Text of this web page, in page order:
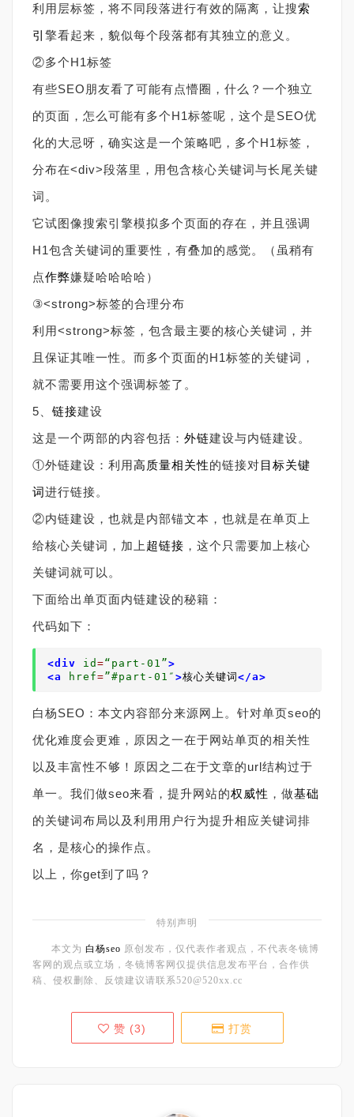
利用层标签，将不同段落进行有效的隔离，让搜索
引 擎看起来，貌似每个段落都有其独立的意义。
②多个H1标签
有些SEO朋友看了可能有点懵圈，什么？一个独立
的页面，怎么可能有多个H1标签呢，这个是SEO优
化的大忌呀，确实这是一个策略吧，多个H1标签，
分布在<div>段落里，用包含核心关键词与长尾关键
词。
它试图像搜索引擎模拟多个页面的存在，并且强调
H1包含关键词的重要性，有叠加的感觉。（虽稍有
点作弊嫌疑哈哈哈哈）
③<strong>标签的合理分布
利用<strong>标签，包含最主要的核心关键词，并
且保证其唯一性。而多个页面的H1标签的关键词，
就不需要用这个强调标签了。
5、 链接建设
这是一个两部的内容包括： 外链建设与内链建设。
①外链建设：利用高质量相关性的链接对目标关键
词进行链接。
②内链建设，也就是内部锚文本，也就是在单页上
给核心关键词，加上 超链接 ，这个只需要加上核心
关键词就可以。
下面给出单页面内链建设的秘籍：
代码如下：
<div id =“part-01”>
<a
href=”#part-01″ >核心关键词 </a>
白杨SEO：本文内容部分来源网上。针对单页seo的
优化难度会更难，原因之一在于网站单页的相关性
以及丰富性不够！原因之二在于文章的url结构过于
单一。我们做seo来看，提升网站的权威性 ，做基础
的关键词布局以及利用用户行为提升相应关键词排
名，是核心的操作点。
以上，你get到了吗？
特别声明
本文为 白杨seo 原创发布，仅代表作者观点，不代表冬镜博
客网的观点或立场，冬镜博客网仅提供信息发布平台，合作供
稿、侵权删除、反馈建议请联系520@520xx.cc
赞 (3) 打赏